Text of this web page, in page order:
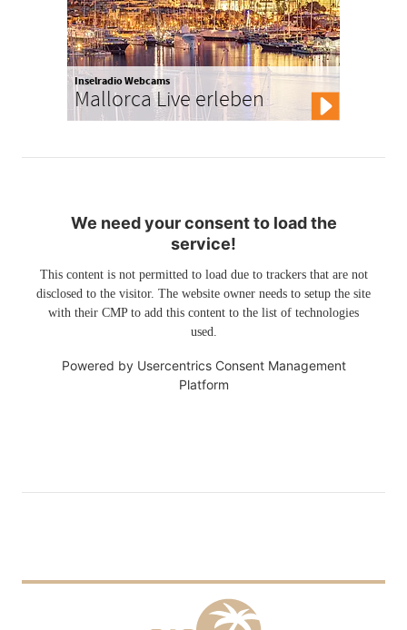
Inselradio Webcams
Mallorca Live erleben
We need your consent to load the
service!
This content is not permitted to load due to trackers that are not
disclosed to the visitor. The website owner needs to setup the site
with their CMP to add this content to the list of technologies
used.
Powered by Usercentrics Consent Management
Platform